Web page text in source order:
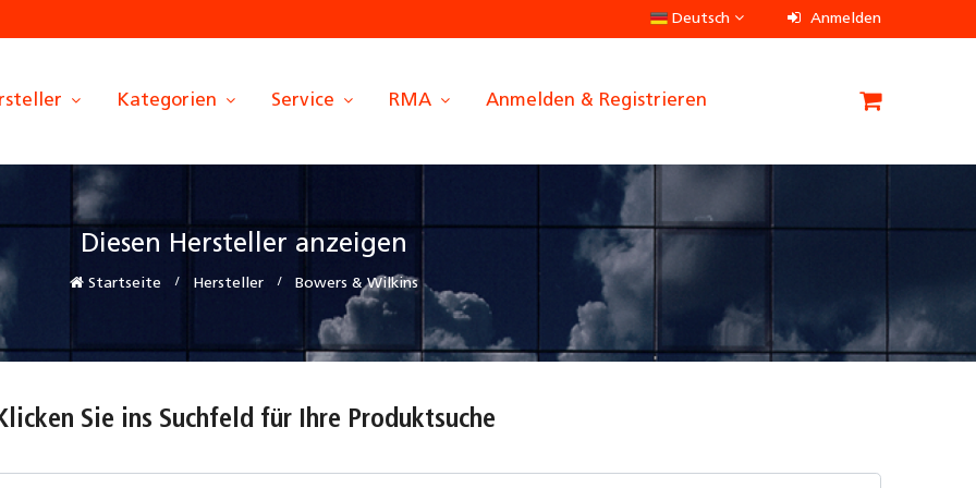
Deutsch Anmelden
Kategorien Service RMA Anmelden & Registrieren
Diesen Hersteller anzeigen
Startseite Hersteller Bowers & Wilkins
Sie ins Suchfeld für Ihre Produktsuche